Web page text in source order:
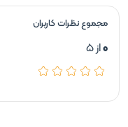
مجموع نظرات کاربران
0از 5